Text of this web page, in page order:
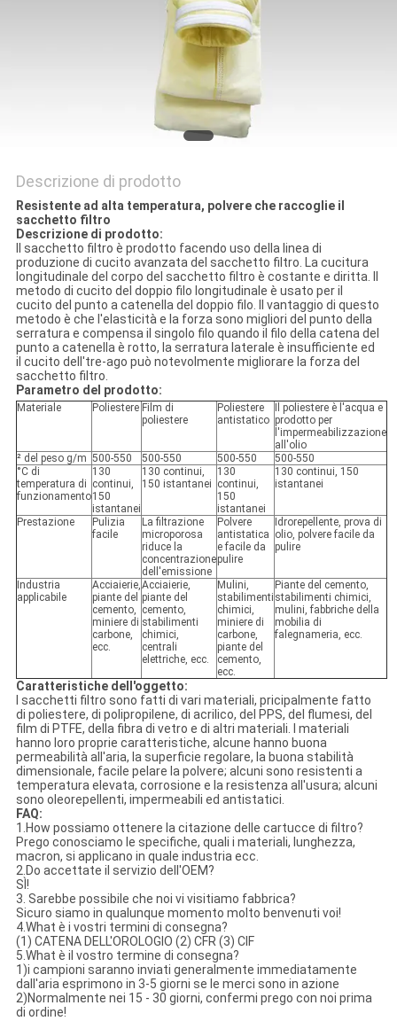
Descrizione di prodotto
Resistente ad alta temperatura, polvere che raccoglie il
sacchetto filtro
Descrizione di prodotto:
Il sacchetto filtro è prodotto facendo uso della linea di
produzione di cucito avanzata del sacchetto filtro. La cucitura
longitudinale del corpo del sacchetto filtro è costante e diritta. Il
metodo di cucito del doppio filo longitudinale è usato per il
cucito del punto a catenella del doppio filo. Il vantaggio di questo
metodo è che l'elasticità e la forza sono migliori del punto della
serratura e compensa il singolo filo quando il filo della catena del
punto a catenella è rotto, la serratura laterale è insufficiente ed
il cucito dell'tre-ago può notevolmente migliorare la forza del
sacchetto filtro.
Parametro del prodotto:
Materiale Poliestere Film di
poliestere
Poliestere
antistatico
Il poliestere è l'acqua e
prodotto per
l'impermeabilizzazione
all'olio
² del peso g/m 500-550 500-550 500-550
500-550
°C di
temperatura di
funzionamento
130
continui,
150
istantanei
130 continui,
150 istantanei
130
continui,
150
istantanei
130 continui, 150
istantanei
Prestazione
Pulizia
facile
La filtrazione
microporosa
riduce la
concentrazione
dell'emissione
Polvere
antistatica
e facile da
pulire
Idrorepellente, prova di
olio, polvere facile da
pulire
Industria
applicabile
Acciaierie,
piante del
cemento,
miniere di
carbone,
ecc.
Acciaierie,
piante del
cemento,
stabilimenti
chimici,
centrali
elettriche, ecc.
Mulini,
stabilimenti
chimici,
miniere di
carbone,
piante del
cemento,
ecc.
Piante del cemento,
stabilimenti chimici,
mulini, fabbriche della
mobilia di
falegnameria, ecc.
Caratteristiche dell'oggetto:
I sacchetti filtro sono fatti di vari materiali, pricipalmente fatto
di poliestere, di polipropilene, di acrilico, del PPS, del flumesi, del
film di PTFE, della fibra di vetro e di altri materiali. I materiali
hanno loro proprie caratteristiche, alcune hanno buona
permeabilità all'aria, la superficie regolare, la buona stabilità
dimensionale, facile pelare la polvere; alcuni sono resistenti a
temperatura elevata, corrosione e la resistenza all'usura; alcuni
sono oleorepellenti, impermeabili ed antistatici.
FAQ:
1.How possiamo ottenere la citazione delle cartucce di filtro?
Prego conosciamo le specifiche, quali i materiali, lunghezza,
macron, si applicano in quale industria ecc.
2.Do accettate il servizio dell'OEM?
SÌ!
3. Sarebbe possibile che noi vi visitiamo fabbrica?
Sicuro siamo in qualunque momento molto benvenuti voi!
4.What è i vostri termini di consegna?
(1) CATENA DELL'OROLOGIO (2) CFR (3) CIF
5.What è il vostro termine di consegna?
1)i campioni saranno inviati generalmente immediatamente
dall'aria esprimono in 3-5 giorni se le merci sono in azione
2)Normalmente nei 15 - 30 giorni, confermi prego con noi prima
di ordine!